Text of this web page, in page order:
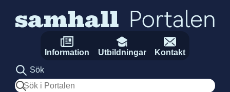
Information Utbildningar
Kontakt
Sök
Sök